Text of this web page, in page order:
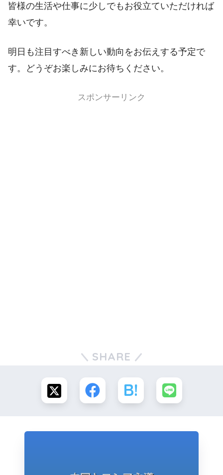
皆様の生活や仕事に少しでもお役立ていただければ
幸いです。
明日も注目すべき新しい動向をお伝えする予定で
す。どうぞお楽しみにお待ちください。
スポンサーリンク
SHARE